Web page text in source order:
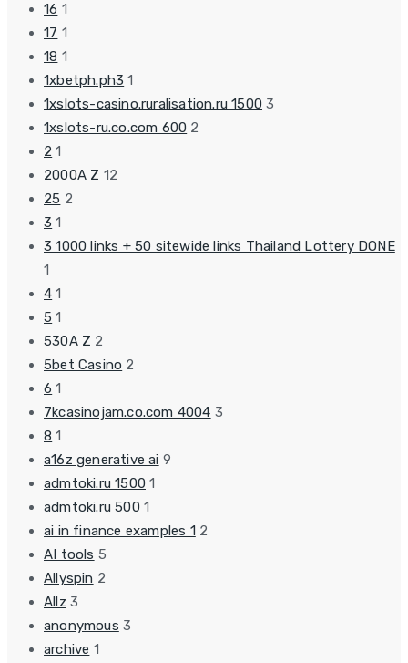
16 1
17 1
18 1
1xbetph.ph3 1
1xslots-casino.ruralisation.ru 1500 3
1xslots-ru.co.com 600 2
2 1
2000A Z 12
25 2
3 1
3 1000 links + 50 sitewide links Thailand Lottery DONE
1
4 1
5 1
530A Z 2
5bet Casino 2
6 1
7kcasinojam.co.com 4004 3
8 1
a16z generative ai 9
admtoki.ru 1500 1
admtoki.ru 500 1
ai in finance examples 1 2
AI tools 5
Allyspin 2
Allz 3
anonymous 3
archive 1